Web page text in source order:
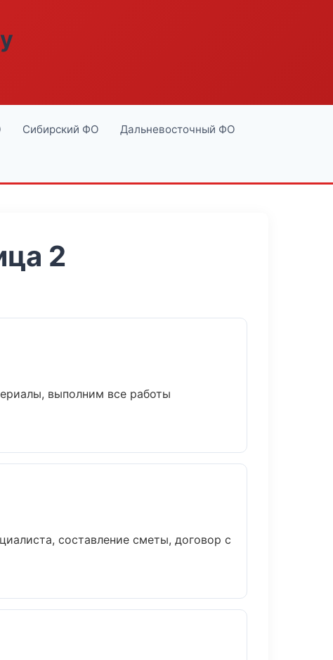
Сибирский ФО Дальневосточный ФО
2
выполним все работы
составление сметы, договор с